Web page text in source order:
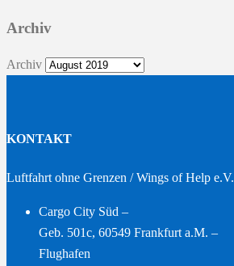
Archiv
Archiv
KONTAKT
Luftfahrt ohne Grenzen / Wings of Help e.V.
Cargo City Süd –
Geb. 501c, 60549 Frankfurt a.M. –
Flughafen